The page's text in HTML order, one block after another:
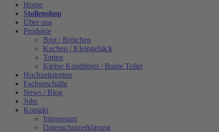
Home
Stollenshop
Über uns
Produkte
Brot / Brötchen
Kuchen / Kleingebäck
Torten
Kleine Konditorei / Bunte Teller
Hochzeitstorten
Fachgeschäfte
News / Blog
Jobs
Kontakt
Impressum
Datenschutzerklärung